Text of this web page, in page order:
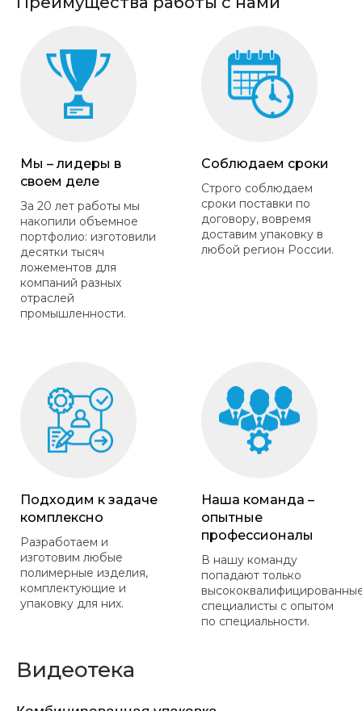
Мы – лидеры в
своем деле
За 20 лет работы мы
накопили объемное
портфолио: изготовили
десятки тысяч
ложементов для
компаний разных
отраслей
промышленности.
Соблюдаем сроки
Строго соблюдаем
сроки поставки по
договору, вовремя
доставим упаковку в
любой регион России.
Подходим к задаче
комплексно
Разработаем и
изготовим любые
полимерные изделия,
комплектующие и
упаковку для них.
Наша команда –
опытные
профессионалы
В нашу команду
попадают только
специалисты с опытом
по специальности.
Видеотека